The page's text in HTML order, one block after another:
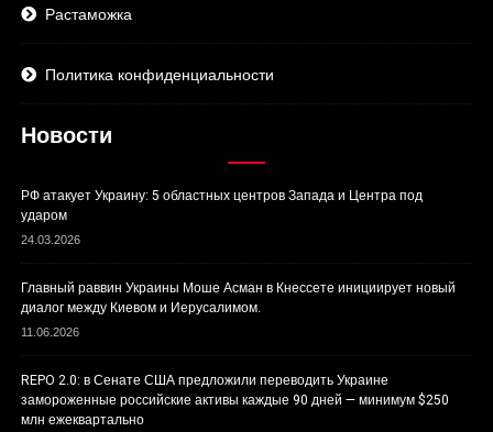
Растаможка
Политика конфиденциальности
Новости
РФ атакует Украину: 5 областных центров Запада и Центра под
ударом
24.03.2026
Главный раввин Украины Моше Асман в Кнессете инициирует новый
диалог между Киевом и Иерусалимом.
11.06.2026
REPO 2.0: в Сенате США предложили переводить Украине
замороженные российские активы каждые 90 дней — минимум $250
млн ежеквартально